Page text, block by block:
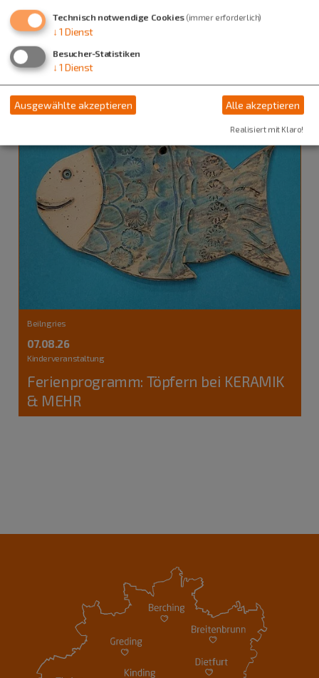
Auch an diesem Ort
Beilngries
07.08.26
Kinderveranstaltung
Ferienprogramm: Töpfern bei KERAMIK
& MEHR
Technisch notwendige Cookies (immer erforderlich)
↓ 1 Dienst
Besucher-Statistiken
↓ 1 Dienst
Ausgewählte akzeptieren Alle akzeptieren
Realisiert mit Klaro!